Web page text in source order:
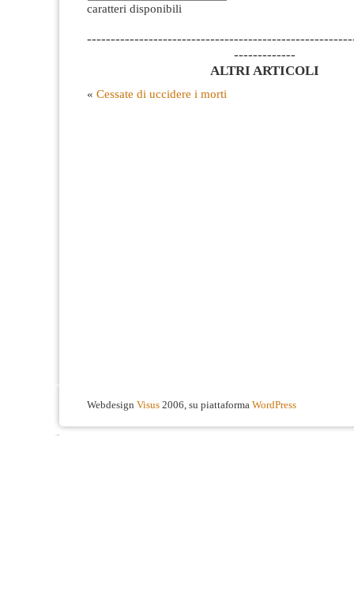
caratteri disponibili
-------------
ALTRI ARTICOLI
« Cessate di uccidere i morti
Webdesign Visus 2006, su piattaforma WordPress